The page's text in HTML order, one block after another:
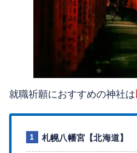
就職祈願におすすめの神社は
札幌八幡宮【北海道】